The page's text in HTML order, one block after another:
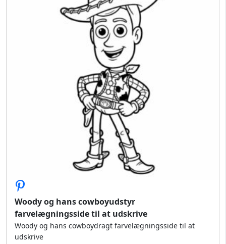
Woody og hans cowboyudstyr
farvelægningsside til at udskrive
Woody og hans cowboydragt farvelægningsside til at
udskrive